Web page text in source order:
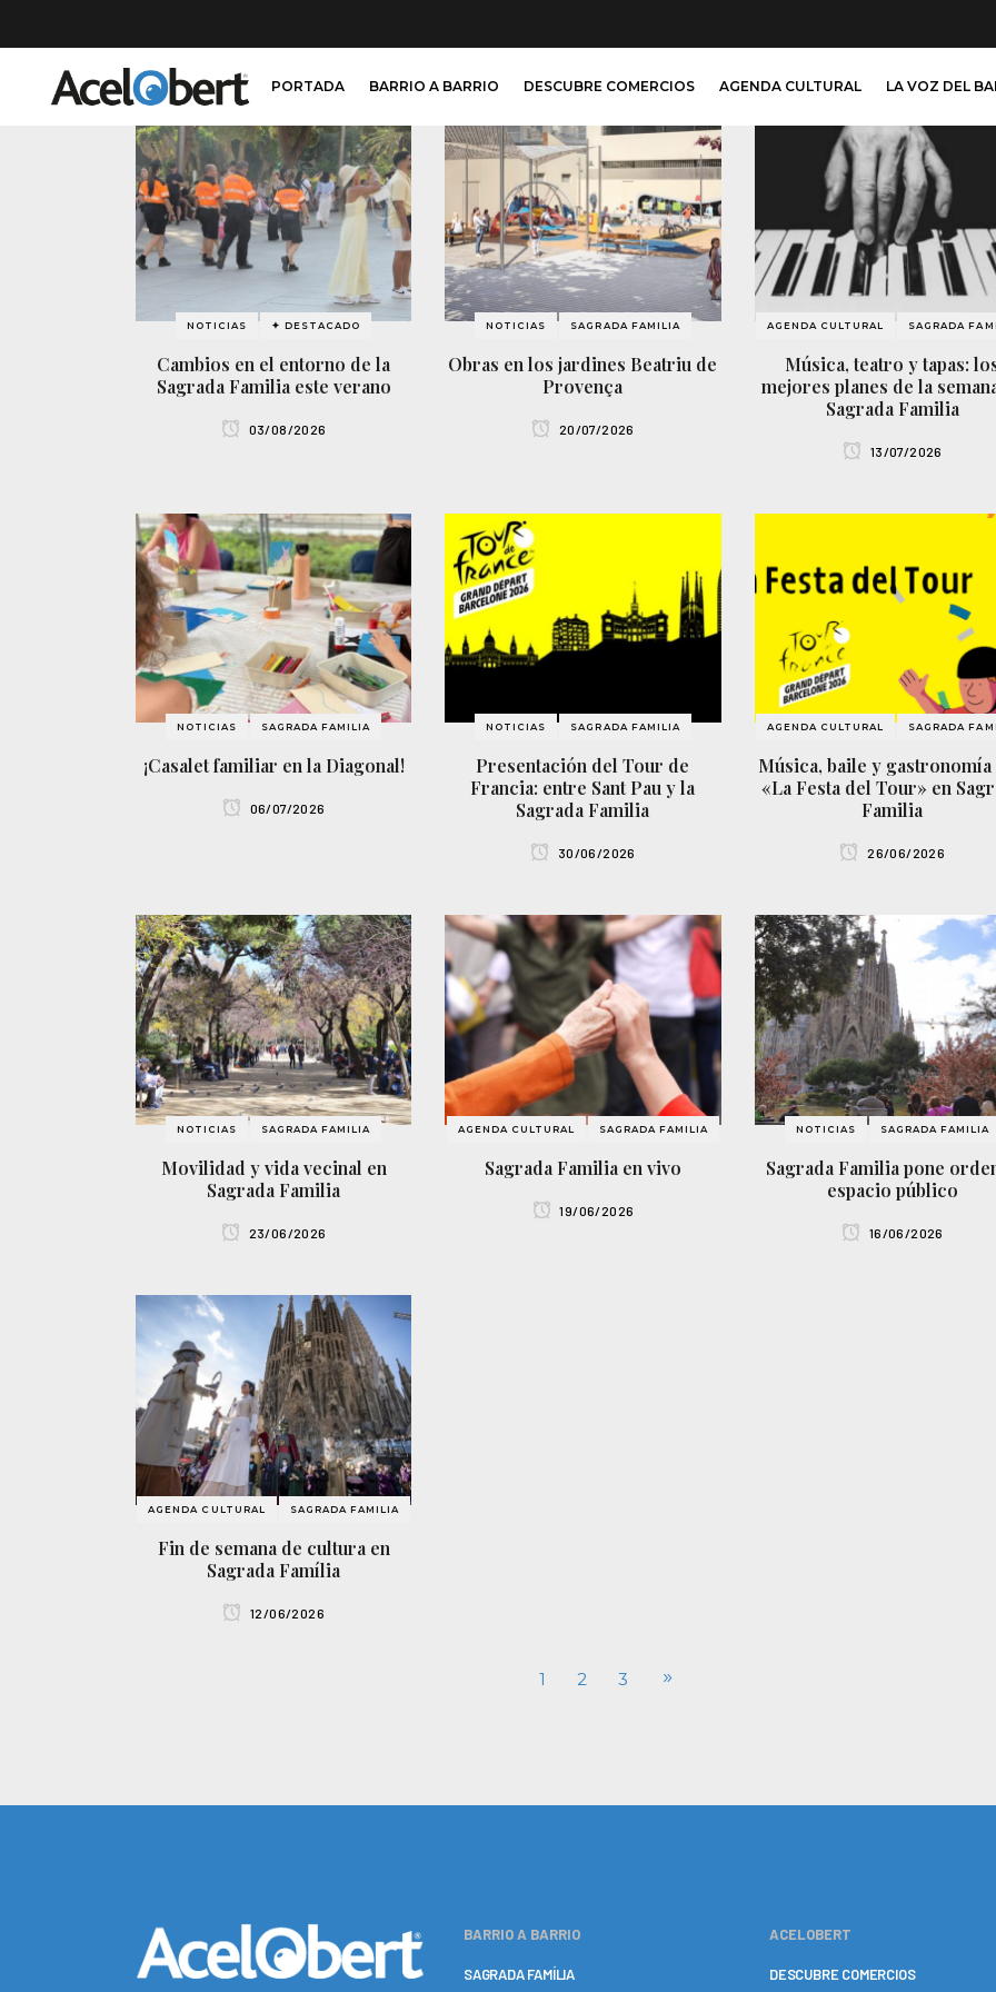
PORTADA BARRIO A BARRIO DESCUBRE COMERCIOS AGENDA CULTURAL LA VOZ DEL
NOTICIAS ✦ DESTACADO
Cambios en el entorno de la
Sagrada Familia este verano
03/08/2026
NOTICIAS SAGRADA FAMILIA
Obras en los jardines Beatriu de
Provença
20/07/2026
AGENDA CULTURAL SAGRADA
Música, teatro y tapas:
mejores planes de la
Sagrada Familia
13/07/2026
NOTICIAS SAGRADA FAMILIA
¡Casalet familiar en la Diagonal!
06/07/2026
NOTICIAS SAGRADA FAMILIA
Presentación del Tour de
Francia: entre Sant Pau y la
Sagrada Familia
30/06/2026
AGENDA CULTURAL SAGRADA
Música, baile y gastronomía
«La Festa del Tour» en
Familia
26/06/2026
NOTICIAS SAGRADA FAMILIA
Movilidad y vida vecinal en
Sagrada Familia
23/06/2026
AGENDA CULTURAL SAGRADA FAMILIA
Sagrada Familia en vivo
19/06/2026
NOTICIAS SAGRADA FAMILIA
Sagrada Familia pone
espacio público
16/06/2026
AGENDA CULTURAL SAGRADA FAMILIA
Fin de semana de cultura en
Sagrada Família
12/06/2026
1 2 3
BARRIO A BARRIO
SAGRADA FAMÍLIA
ACELOBERT
DESCUBRE COMERCIOS